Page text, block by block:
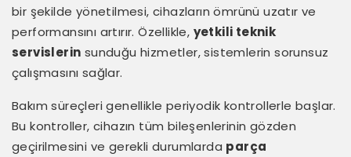
bir şekilde yönetilmesi, cihazların ömrünü uzatır ve
performansını artırır. Özellikle, yetkili teknik
servislerin sunduğu hizmetler, sistemlerin sorunsuz
çalışmasını sağlar.
Bakım süreçleri genellikle periyodik kontrollerle başlar.
Bu kontroller, cihazın tüm bileşenlerinin gözden
geçirilmesini ve gerekli durumlarda parça